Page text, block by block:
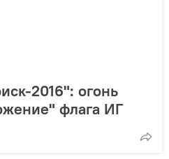
2016": огонь
флага ИГ